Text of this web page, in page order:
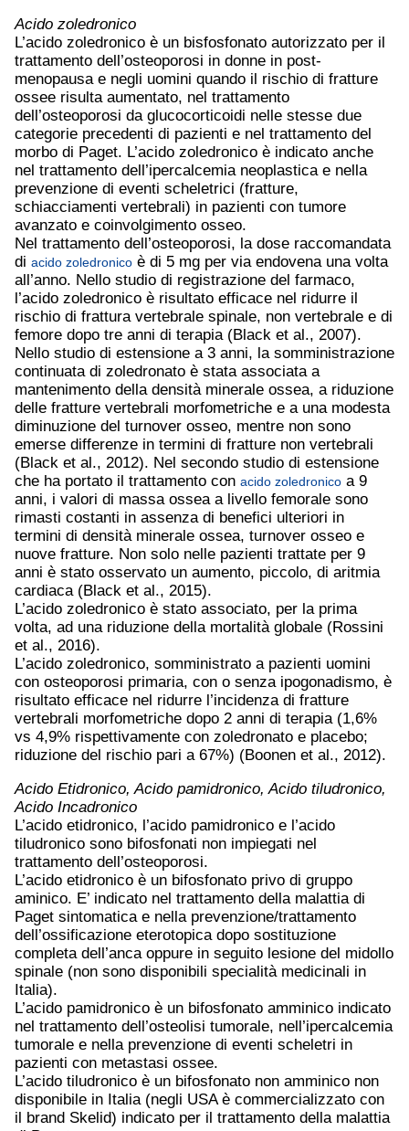
Acido zoledronico
L’acido zoledronico è un bisfosfonato autorizzato per il
trattamento dell’osteoporosi in donne in post-
menopausa e negli uomini quando il rischio di fratture
ossee risulta aumentato, nel trattamento
dell’osteoporosi da glucocorticoidi nelle stesse due
categorie precedenti di pazienti e nel trattamento del
morbo di Paget. L’acido zoledronico è indicato anche
nel trattamento dell’ipercalcemia neoplastica e nella
prevenzione di eventi scheletrici (fratture,
schiacciamenti vertebrali) in pazienti con tumore
avanzato e coinvolgimento osseo.
Nel trattamento dell’osteoporosi, la dose raccomandata
di acido zoledronico è di 5 mg per via endovena una volta
all’anno. Nello studio di registrazione del farmaco,
l’acido zoledronico è risultato efficace nel ridurre il
rischio di frattura vertebrale spinale, non vertebrale e di
femore dopo tre anni di terapia (Black et al., 2007).
Nello studio di estensione a 3 anni, la somministrazione
continuata di zoledronato è stata associata a
mantenimento della densità minerale ossea, a riduzione
delle fratture vertebrali morfometriche e a una modesta
diminuzione del turnover osseo, mentre non sono
emerse differenze in termini di fratture non vertebrali
(Black et al., 2012). Nel secondo studio di estensione
che ha portato il trattamento con acido zoledronico a 9
anni, i valori di massa ossea a livello femorale sono
rimasti costanti in assenza di benefici ulteriori in
termini di densità minerale ossea, turnover osseo e
nuove fratture. Non solo nelle pazienti trattate per 9
anni è stato osservato un aumento, piccolo, di aritmia
cardiaca (Black et al., 2015).
L’acido zoledronico è stato associato, per la prima
volta, ad una riduzione della mortalità globale (Rossini
et al., 2016).
L’acido zoledronico, somministrato a pazienti uomini
con osteoporosi primaria, con o senza ipogonadismo, è
risultato efficace nel ridurre l’incidenza di fratture
vertebrali morfometriche dopo 2 anni di terapia (1,6%
vs 4,9% rispettivamente con zoledronato e placebo;
riduzione del rischio pari a 67%) (Boonen et al., 2012).
Acido Etidronico, Acido pamidronico, Acido tiludronico,
Acido Incadronico
L’acido etidronico, l’acido pamidronico e l’acido
tiludronico sono bifosfonati non impiegati nel
trattamento dell’osteoporosi.
L’acido etidronico è un bifosfonato privo di gruppo
aminico. E’ indicato nel trattamento della malattia di
Paget sintomatica e nella prevenzione/trattamento
dell’ossificazione eterotopica dopo sostituzione
completa dell’anca oppure in seguito lesione del midollo
spinale (non sono disponibili specialità medicinali in
Italia).
L’acido pamidronico è un bifosfonato amminico indicato
nel trattamento dell’osteolisi tumorale, nell’ipercalcemia
tumorale e nella prevenzione di eventi scheletri in
pazienti con metastasi ossee.
L’acido tiludronico è un bifosfonato non amminico non
disponibile in Italia (negli USA è commercializzato con
il brand Skelid) indicato per il trattamento della malattia